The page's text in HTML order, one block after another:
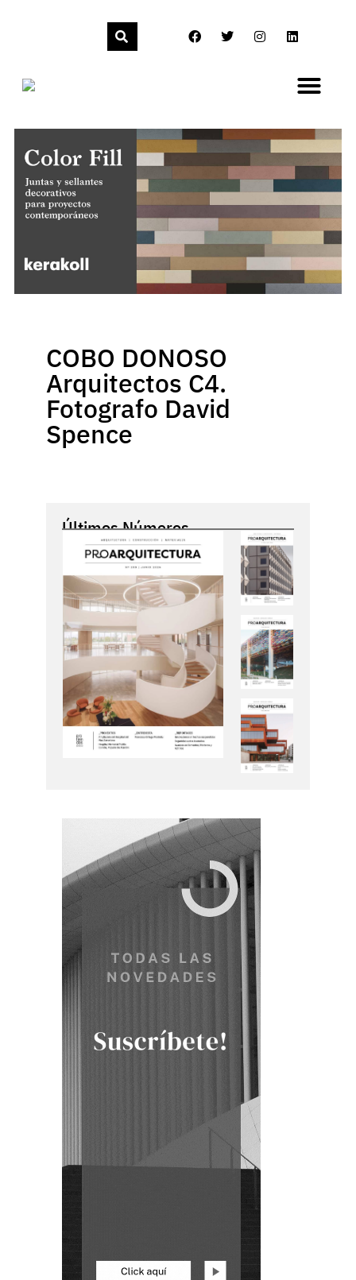
COBO DONOSO
Arquitectos C4.
Fotografo David
Spence
Últimos Números